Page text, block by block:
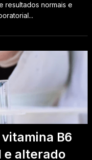
resultados normais e
B6
e alterado